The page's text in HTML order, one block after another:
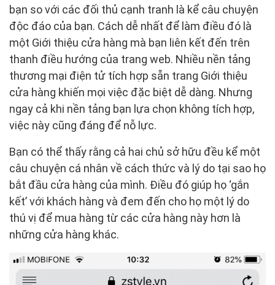
bạn so với các đối thủ cạnh tranh là kể câu chuyện
độc đáo của bạn. Cách dễ nhất để làm điều đó là
một Giới thiệu cửa hàng mà bạn liên kết đến trên
thanh điều hướng của trang web. Nhiều nền tảng
thương mại điện tử tích hợp sẵn trang Giới thiệu
cửa hàng khiến mọi việc đặc biệt dễ dàng. Nhưng
ngay cả khi nền tảng bạn lựa chọn không tích hợp,
việc này cũng đáng để nỗ lực.
Bạn có thể thấy rằng cả hai chủ sở hữu đều kể một
câu chuyện cá nhân về cách thức và lý do tại sao họ
bắt đầu cửa hàng của mình. Điều đó giúp họ ‘gắn
kết’ với khách hàng và đem đến cho họ một lý do
thú vị để mua hàng từ các cửa hàng này hơn là
những cửa hàng khác.